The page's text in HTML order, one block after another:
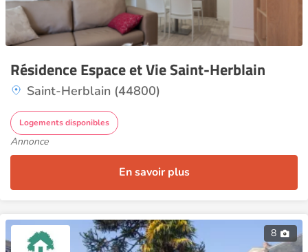
Résidence Espace et Vie Saint-Herblain
Saint-Herblain (44800)
Logements disponibles
Annonce
En savoir plus
8